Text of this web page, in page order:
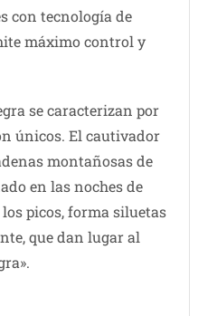
con tecnología de
máximo control y
se caracterizan por
únicos. El cautivador
montañosas de
en las noches de
picos, forma siluetas
que dan lugar al